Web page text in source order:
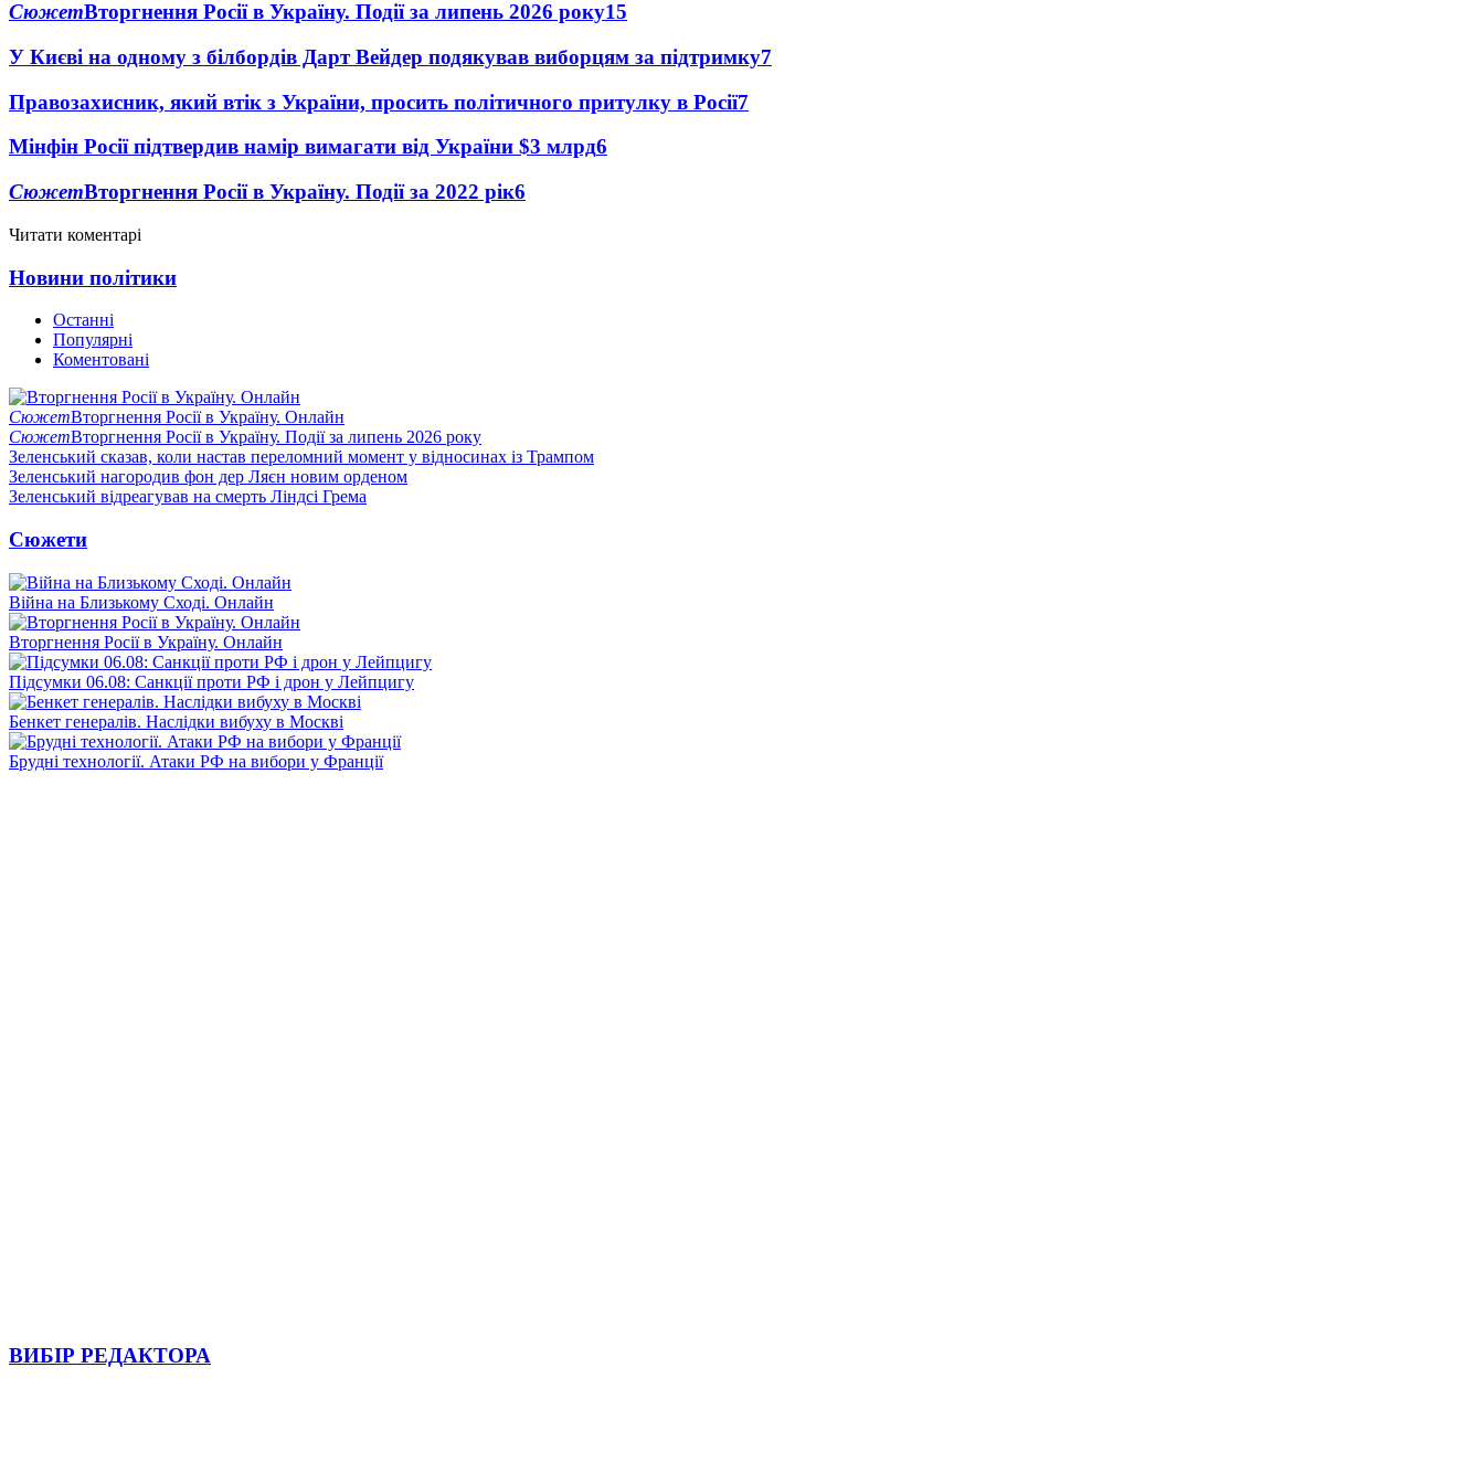
СюжетВторгнення Росії в Україну. Події за липень 2026 року15
У Києві на одному з білбордів Дарт Вейдер подякував виборцям за підтримку7
Правозахисник, який втік з України, просить політичного притулку в Росії7
Мінфін Росії підтвердив намір вимагати від України $3 млрд6
СюжетВторгнення Росії в Україну. Події за 2022 рік6
Читати коментарі
Новини політики
Останні
Популярні
Коментовані
СюжетВторгнення Росії в Україну. Онлайн
СюжетВторгнення Росії в Україну. Події за липень 2026 року
Зеленський сказав, коли настав переломний момент у відносинах із Трампом
Зеленський нагородив фон дер Ляєн новим орденом
Зеленський відреагував на смерть Ліндсі Грема
Сюжети
Війна на Близькому Сході. Онлайн
Вторгнення Росії в Україну. Онлайн
Підсумки 06.08: Санкції проти РФ і дрон у Лейпцигу
Бенкет генералів. Наслідки вибуху в Москві
Брудні технології. Атаки РФ на вибори у Франції
ВИБІР РЕДАКТОРА